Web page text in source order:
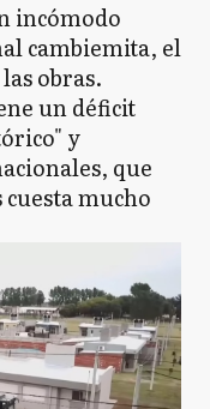
incómodo
cambiemita, el
obras.
un déficit
y
que
mucho